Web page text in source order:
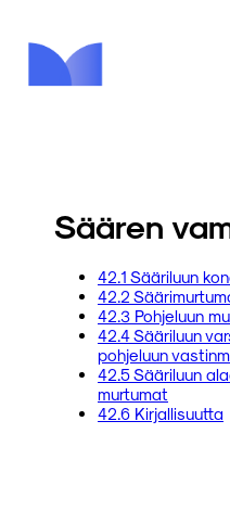
Säären
42.1 Sääriluun
42.2
42.3 Pohjeluun
42.4 Sääriluun
pohjeluun
42.5 Sääriluun
murtumat
42.6 Kirjallisuutta